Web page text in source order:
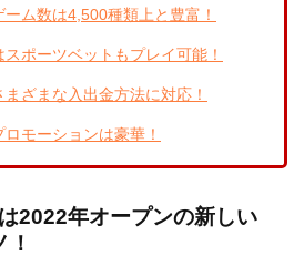
ム数は4,500種類上と豊富！
ポーツベットもプレイ可能！
ざまな入出金方法に対応！
モーションは豪華！
2022年オープンの新しい